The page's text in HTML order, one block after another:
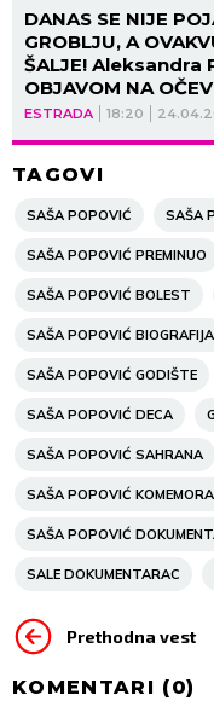
ESTRADA 18:20
DANAS SE NIJE
GROBLJU, A
ŠALJE! Aleksandra
OBJAVOM NA
blokirala mreže!
TAGOVI
SAŠA POPOVIĆ SAŠA
SAŠA POPOVIĆ PREMINUO
SAŠA POPOVIĆ BOLEST
SAŠA POPOVIĆ BIOGRAFIJA
SAŠA POPOVIĆ GODIŠTE
SAŠA POPOVIĆ DECA
SAŠA POPOVIĆ SAHRANA
SAŠA POPOVIĆ
SAŠA POPOVIĆ
SALE DOKUMENTARAC
Prethodna vest
KOMENTARI (0)